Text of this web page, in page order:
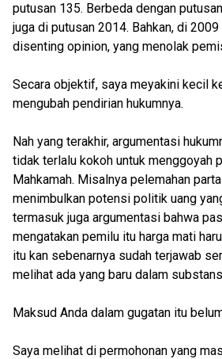
putusan 135. Berbeda dengan
juga di putusan 2014. Bahkan, di
disenting opinion, yang menolak
Secara objektif, saya meyakini kecil
mengubah pendirian hukumnya.
Nah yang terakhir, argumentasi
tidak terlalu kokoh untuk menggoyah
Mahkamah. Misalnya pelemahan
menimbulkan potensi politik uang
termasuk juga argumentasi bahwa
mengatakan pemilu itu harga mati
itu kan sebenarnya sudah terjawab
melihat ada yang baru dalam
Maksud Anda dalam gugatan itu
Saya melihat di permohonan yang